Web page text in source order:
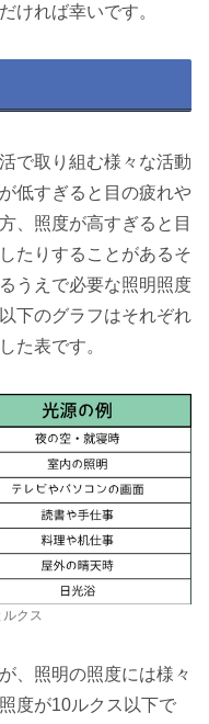
ければ幸いです。
で取り組む様々な活動
低すぎると目の疲れや
、照度が高すぎると目
たりすることがあるそ
うえで必要な照明照度
下のグラフはそれぞれ
た表です。
クス
、照明の照度には様々
度が10ルクス以下で